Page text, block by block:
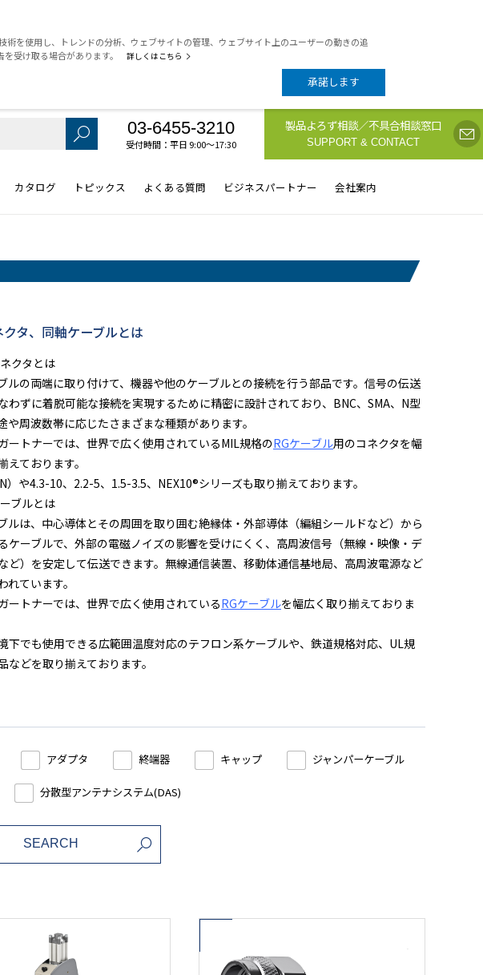
を使用し、トレンドの分析、ウェブサイトの管理、ウェブサイト上のユーザーの動きの追
受け取る場合があります。
詳しくはこちら
承諾します
03-6455-3210
受付時間：平日 9:00〜17:30
製品よろず相談／不具合相談窓口
SUPPORT & CONTACT
カタログ トピックス よくある質問 ビジネスパートナー 会社案内
タ、同軸ケーブルとは
クタとは
ルの両端に取り付けて、機器や他のケーブルとの接続を行う部品です。信号の伝送
わずに着脱可能な接続を実現するために精密に設計されており、BNC、SMA、N型
や周波数帯に応じたさまざまな種類があります。
ートナーでは、世界で広く使用されているMIL規格のRGケーブル用のコネクタを幅
えております。
）や4.3-10、2.2-5、1.5-3.5、 NEX10®シリーズも取り揃えております。
ブルとは
ルは、中心導体とその周囲を取り囲む絶縁体・外部導体（編組シールドなど）から
ケーブルで、外部の電磁ノイズの影響を受けにくく、高周波信号（無線・映像・デ
ど）を安定して伝送できます。無線通信装置、移動体通信基地局、高周波電源など
れています。
ートナーでは、世界で広く使用されているRGケーブルを幅広く取り揃えておりま
下でも使用できる広範囲温度対応のテフロン系ケーブルや、鉄道規格対応、 UL規
などを取り揃えております。
アダプタ 終端器 キャップ ジャンパーケーブル
分散型アンテナシステム(DAS)
SEARCH